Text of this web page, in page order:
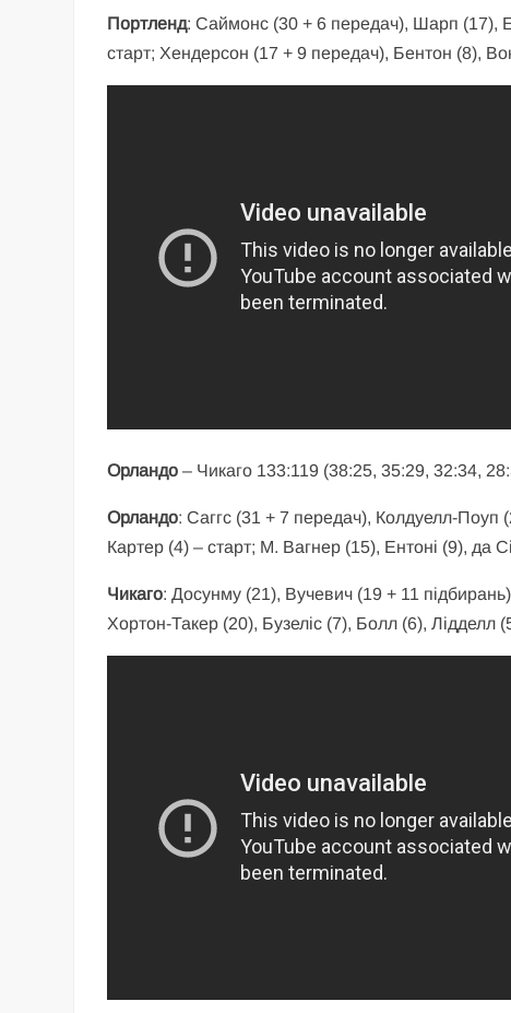
Портленд: Саймонс (30 + 6 передач), Шарп (17),
старт; Хендерсон (17 + 9 передач), Бентон (8),
Орландо– Чикаго 133:119 (38:25, 35:29, 32:34,
Орландо: Саггс (31 + 7 передач), Колдуелл-Поуп
Картер (4) – старт; М. Вагнер (15), Ентоні (9), да
Чикаго: Досунму (21), Вучевич (19 + 11
Хортон-Такер (20), Бузеліс (7), Болл (6), Лідделл